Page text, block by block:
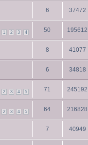
6 37472
1 2 3 4 50 195612
8 41077
6 34818
2 3 4 5 71 245192
2 3 4 5 64 216828
7 40949